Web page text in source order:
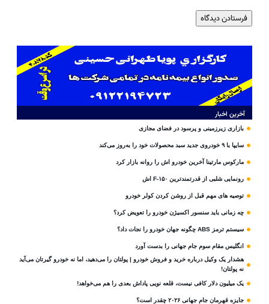
آخرین اخبار
بازاری زیرزمینی و پرسود در فضای مجازی
سایپا با ۹ خودروی جدید سبد محصولات خود را به‌روز می‌کند
مارکوس مارتینا آخرین خودرو اش را روانه بازار کرد
رونمایی شلبی از قدرتمندترین F-۱۵۰ اش
توصیه های مهم قبل از روشن کردن کولر خودرو
چه زمانی باید سنسور اکسیژن خودرو را تعویض کرد؟
سیستم ترمز ABS چگونه جهان خودرو را نجات داد؟
انگلیس مقام سوم جام‌ جهانی را بدست آورد
هشدار یک وکیل درباره خرید و فروش خودرو | پولتان را می‌دهید، اما نه خودرو گیرتان می‌آید
نه پولتان!
یک میلیون دلار کافی نیست، قلعه‌ نویی پاداش بعدی را هم می‌خواهد!
جایزه قهرمان جام جهانی ۲۰۲۶ چقدر است؟